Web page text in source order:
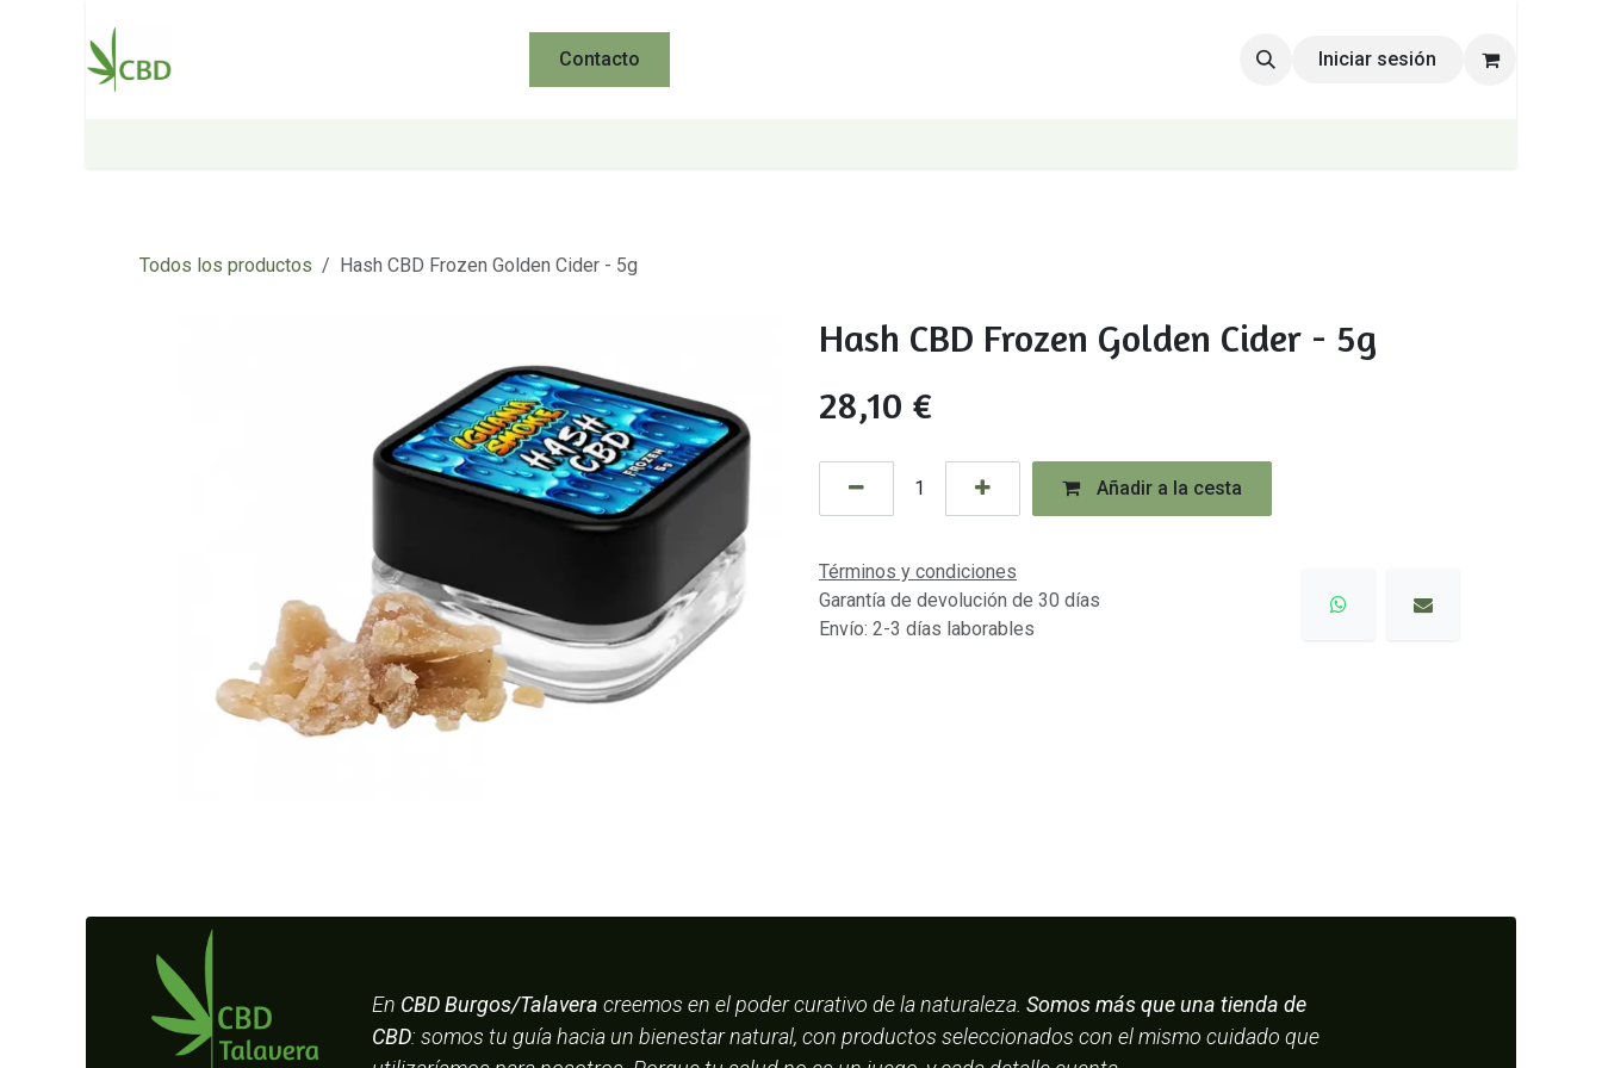
Contacto Iniciar sesión
Todos los productos Hash CBD Frozen Golden Cider - 5g
Hash CBD Frozen Golden Cider - 5g
28,10 €
Añadir a la cesta
Términos y condiciones
Garantía de devolución de 30 días
Envío: 2-3 días laborables
En CBD Burgos/Talavera creemos en el poder curativo de la naturaleza. Somos más que una tienda de
CBD: somos tu guía hacia un bienestar natural, con productos seleccionados con el mismo cuidado que